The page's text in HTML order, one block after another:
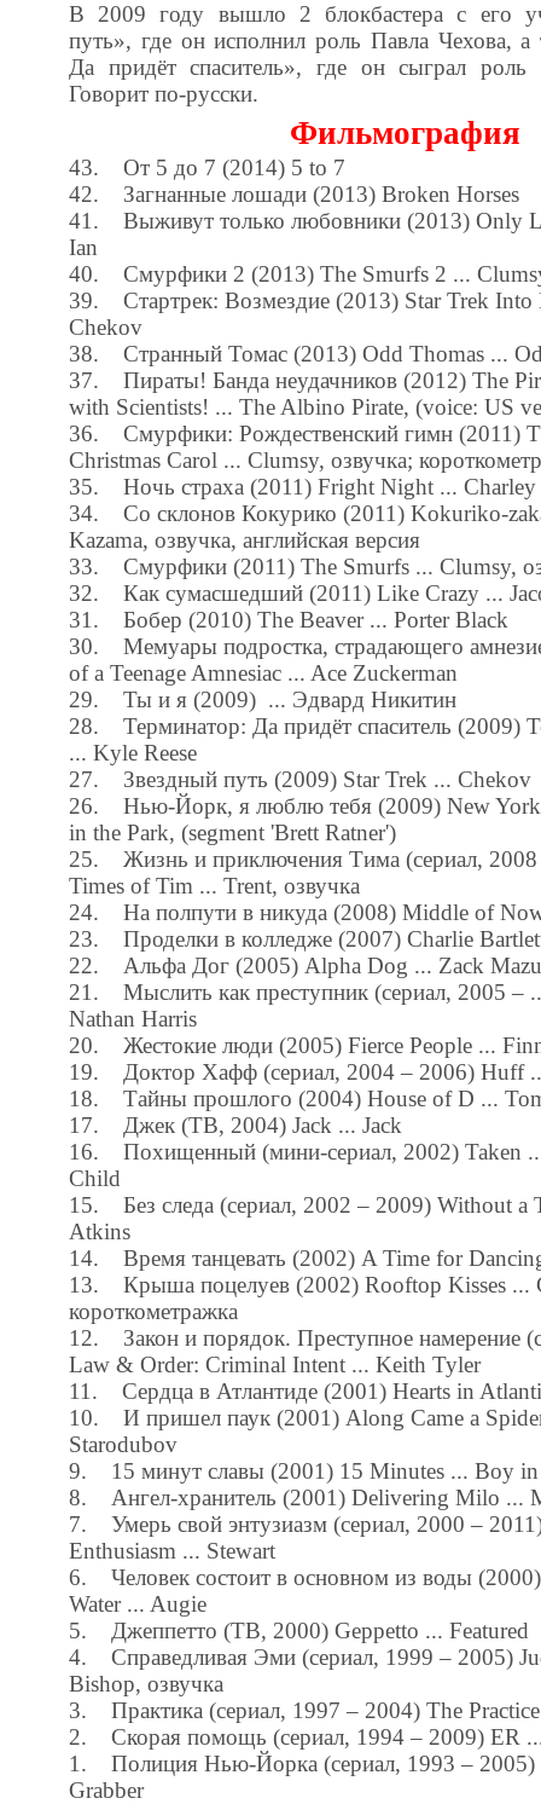
В 2009 году вышло 2 блокбастера с его
путь», где он исполнил роль Павла Чехова, а
Да придёт спаситель», где он сыграл
Говорит по-русски.
Фильмография
43. От 5 до 7 (2014) 5 to 7
42. Загнанные лошади (2013) Broken Horses
41. Выживут только любовники (2013) Only
Ian
40. Смурфики 2 (2013) The Smurfs 2 ...
39. Стартрек: Возмездие (2013) Star Trek Into
Chekov
38. Странный Томас (2013) Odd Thomas ...
37. Пираты! Банда неудачников (2012) The
with Scientists! ... The Albino Pirate, (voice: US
36. Смурфики: Рождественский гимн (2011)
Christmas Carol ... Clumsy, озвучка;
35. Ночь страха (2011) Fright Night ... Charley
34. Со склонов Кокурико (2011) Kokuriko-
Kazama, озвучка, английская версия
33. Смурфики (2011) The Smurfs ... Clumsy,
32. Как сумасшедший (2011) Like Crazy ...
31. Бобер (2010) The Beaver ... Porter Black
30. Мемуары подростка, страдающего
of a Teenage Amnesiac ... Ace Zuckerman
29. Ты и я (2009) ... Эдвард Никитин
28. Терминатор: Да придёт спаситель (2009)
... Kyle Reese
27. Звездный путь (2009) Star Trek ... Chekov
26. Нью-Йорк, я люблю тебя (2009) New
in the Park, (segment 'Brett Ratner')
25. Жизнь и приключения Тима (сериал,
Times of Tim ... Trent, озвучка
24. На полпути в никуда (2008) Middle of
23. Проделки в колледже (2007) Charlie
22. Альфа Дог (2005) Alpha Dog ... Zack
21. Мыслить как преступник (сериал, 2005 –
Nathan Harris
20. Жестокие люди (2005) Fierce People ...
19. Доктор Хафф (сериал, 2004 – 2006) Huff
18. Тайны прошлого (2004) House of D ...
17. Джек (ТВ, 2004) Jack ... Jack
16. Похищенный (мини-сериал, 2002) Taken
Child
15. Без следа (сериал, 2002 – 2009) Without a
Atkins
14. Время танцевать (2002) A Time for
13. Крыша поцелуев (2002) Rooftop Kisses ...
короткометражка
12. Закон и порядок. Преступное намерение
Law & Order: Criminal Intent ... Keith Tyler
11. Сердца в Атлантиде (2001) Hearts in
10. И пришел паук (2001) Along Came a
Starodubov
9. 15 минут славы (2001) 15 Minutes ... Boy
8. Ангел-хранитель (2001) Delivering Milo ...
7. Умерь свой энтузиазм (сериал, 2000 –
Enthusiasm ... Stewart
6. Человек состоит в основном из воды
Water ... Augie
5. Джеппетто (ТВ, 2000) Geppetto ... Featured
4. Справедливая Эми (сериал, 1999 – 2005)
Bishop, озвучка
3. Практика (сериал, 1997 – 2004) The
2. Скорая помощь (сериал, 1994 – 2009) ER
1. Полиция Нью-Йорка (сериал, 1993 – 2005)
Grabber